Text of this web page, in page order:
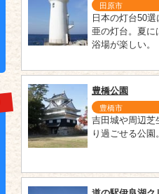
田原市
日本の灯台50
亜の灯台。夏に
浴場が楽しい。
豊橋公園
豊橋市
吉田城や周辺芝
り過ごせる公園。